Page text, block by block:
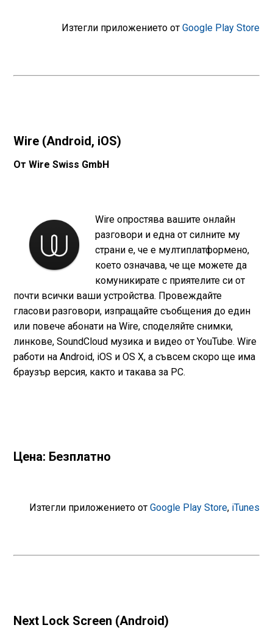
Изтегли приложението отGoogle Play Store
Wire (Android, iOS)
От Wire Swiss GmbH
Wire опростява вашите онлайн
разговори и една от силните му
страни е, че е мултиплатформено,
което означава, че ще можете да
комуникирате с приятелите си от
почти всички ваши устройства. Провеждайте
гласови разговори, изпращайте съобщения до един
или повече абонати на Wire, споделяйте снимки,
линкове, SoundCloud музика и видео от YouTube. Wire
работи на Android, iOS и OS X, a съвсем скоро ще има
браузър версия, както и такава за PC.
Цена: Безплатно
Изтегли приложението отGoogle Play Store, iTunes
Next Lock Screen (Android)